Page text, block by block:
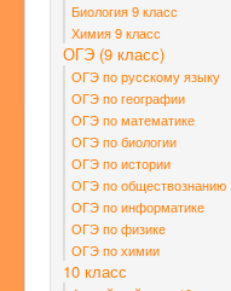
Биология 9 класс
Химия 9 класс
ОГЭ (9 класс)
ОГЭ по русскому языку
ОГЭ по географии
ОГЭ по математике
ОГЭ по биологии
ОГЭ по истории
ОГЭ по обществознанию
ОГЭ по информатике
ОГЭ по физике
ОГЭ по химии
10 класс